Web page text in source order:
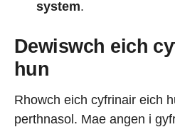
system.
Dewiswch eich
hun
Rhowch eich cyfrinair eich
perthnasol. Mae angen i